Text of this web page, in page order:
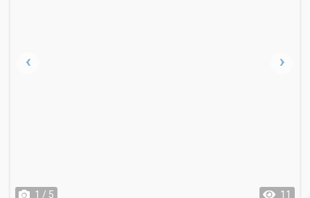
1 / 5 11